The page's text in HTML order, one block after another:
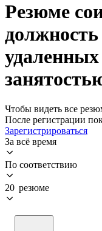
Резюме
Чтобы видеть все
После регистрации
Зарегистрироваться
За всё время
По соответствию
20 резюме